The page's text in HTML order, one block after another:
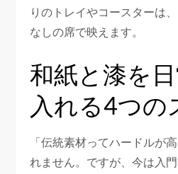
りのトレイやコースターは
なしの席で映えます。
和紙と漆を
入れる4つの
「伝統素材ってハードルが
れません。ですが、今は入